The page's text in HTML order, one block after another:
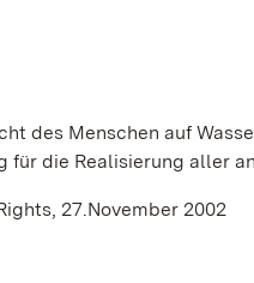
des Menschen auf
für die Realisierung aller
27.November 2002